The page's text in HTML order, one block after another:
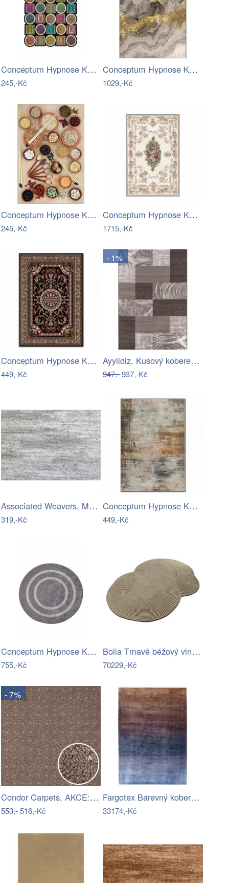
Conceptum Hypnose Koberec Tic Tac Toe…
245,-Kč
Conceptum Hypnose Koberec Marble…
1029,-Kč
Conceptum Hypnose Koberec Cooking…
245,-Kč
Conceptum Hypnose Koberec Centre…
1715,-Kč
Conceptum Hypnose Koberec Roro 80x140…
449,-Kč
- 1%
Ayyildiz, Kusový koberec Parma 9220…
947,-937,-Kč
Associated Weavers, Metrážový koberec…
319,-Kč
Conceptum Hypnose Koberec Dalta 80x140…
449,-Kč
Conceptum Hypnose Kulatý koberec Silver…
755,-Kč
Bolia Tmavě béžový vlněný koberec Zen…
70229,-Kč
- 7%
Condor Carpets, AKCE: 75x88 cm Kusový…
553,-516,-Kč
Fargotex Barevný koberec Sunset 200 x…
33174,-Kč